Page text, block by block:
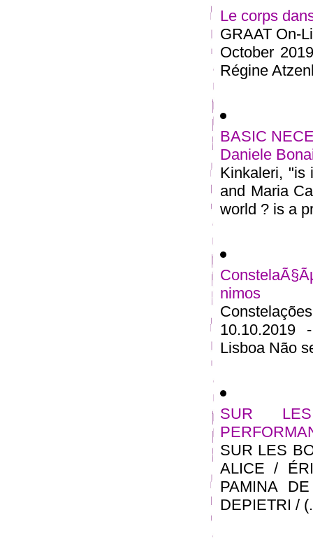
Le corps
GRAAT On-
October
Régine
BASIC
Daniele
Kinkaleri, "is
and Maria
world ? is a
nimos
10.10.2019
Lisboa Não
SUR
SUR LES
ALICE /
PAMINA
DEPIETRI /